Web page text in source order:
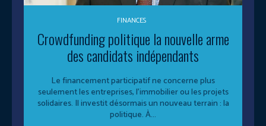
FINANCES
Crowdfunding politique la nouvelle arme
des candidats indépendants
Le financement participatif ne concerne plus
seulement les entreprises, l’immobilier ou les projets
solidaires. Il investit désormais un nouveau terrain : la
politique. À...